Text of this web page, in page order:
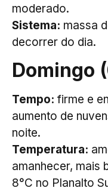
moderado.
Sistema: massa
decorrer do dia.
Domingo
Tempo: firme e
aumento de
noite.
Temperatura:
amanhecer, mais
8°C no Planalto